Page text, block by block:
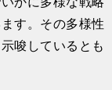
す。その多様性
唆しているとも